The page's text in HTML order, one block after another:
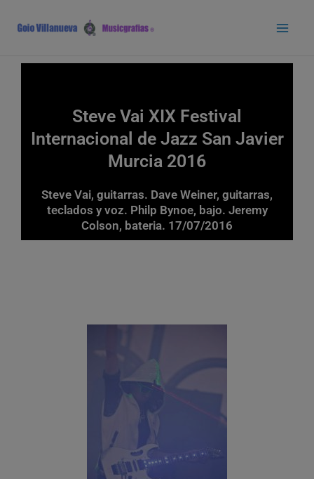
contenido
Steve Vai XIX Festival
Internacional de Jazz San Javier
Murcia 2016
Steve Vai, guitarras. Dave Weiner, guitarras,
teclados y voz. Philp Bynoe, bajo. Jeremy
Colson, bateria. 17/07/2016